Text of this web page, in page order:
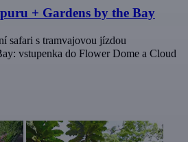
+ Gardens by the Bay
safari s tramvajovou jízdou
vstupenka do Flower Dome a Cloud